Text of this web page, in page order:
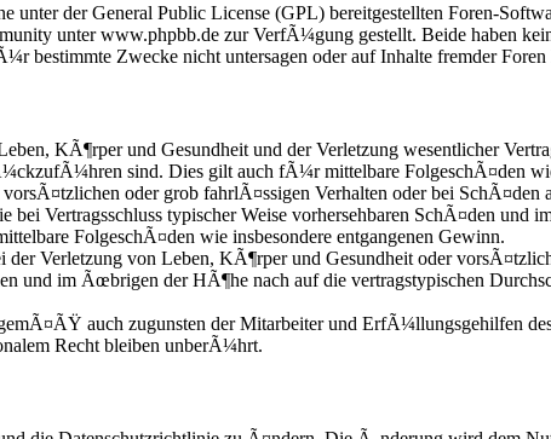
unter der General Public License (GPL) bereitgestellten Foren-
unter www.phpbb.de zur VerfÃ¼gung gestellt. Beide haben
bestimmte Zwecke nicht untersagen oder auf Inhalte fremder Foren
KÃ¶rper und Gesundheit und der Verletzung wesentlicher
sind. Dies gilt auch fÃ¼r mittelbare FolgeschÃ¤den
oder grob fahrlÃ¤ssigen Verhalten oder bei
Vertragsschluss typischer Weise vorhersehbaren SchÃ¤den und
FolgeschÃ¤den wie insbesondere entgangenen Gewinn.
Verletzung von Leben, KÃ¶rper und Gesundheit oder
und im Ãœbrigen der HÃ¶he nach auf die vertragstypischen
auch zugunsten der Mitarbeiter und ErfÃ¼llungsgehilfen
Recht bleiben unberÃ¼hrt.